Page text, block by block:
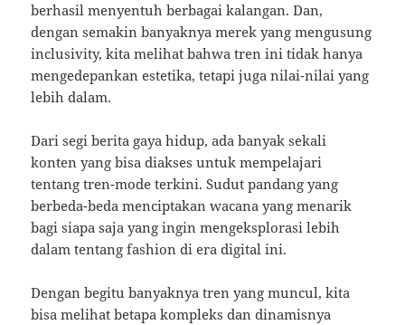
berhasil menyentuh berbagai kalangan. Dan,
dengan semakin banyaknya merek yang mengusung
inclusivity, kita melihat bahwa tren ini tidak hanya
mengedepankan estetika, tetapi juga nilai-nilai yang
lebih dalam.
Dari segi berita gaya hidup, ada banyak sekali
konten yang bisa diakses untuk mempelajari
tentang tren-mode terkini. Sudut pandang yang
berbeda-beda menciptakan wacana yang menarik
bagi siapa saja yang ingin mengeksplorasi lebih
dalam tentang fashion di era digital ini.
Dengan begitu banyaknya tren yang muncul, kita
bisa melihat betapa kompleks dan dinamisnya